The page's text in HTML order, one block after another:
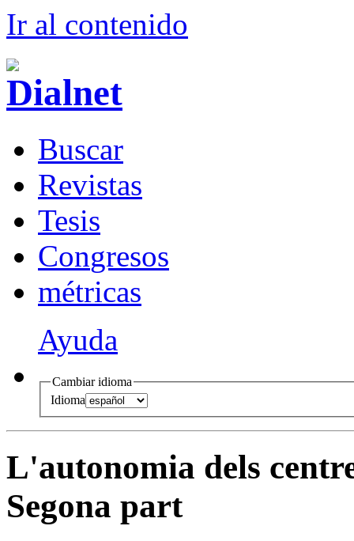
Ir al contenido
Buscar
Revistas
Tesis
Congresos
métricas
Ayuda
Cambiar idioma
Idioma
L'autonomia dels
Segona part